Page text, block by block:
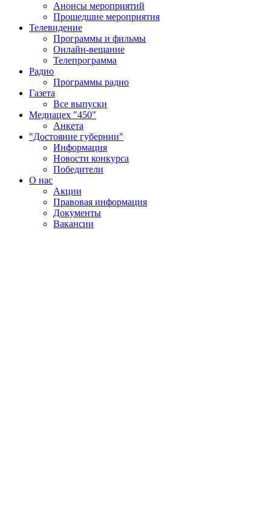
Анонсы мероприятий
Прошедшие мероприятия
Телевидение
Программы и фильмы
Онлайн-вещание
Телепрограмма
Радио
Программы радио
Газета
Все выпуски
Медиацех "450"
Анкета
"Достояние губернии"
Информация
Новости конкурса
Победители
О нас
Акции
Правовая информация
Документы
Вакансии